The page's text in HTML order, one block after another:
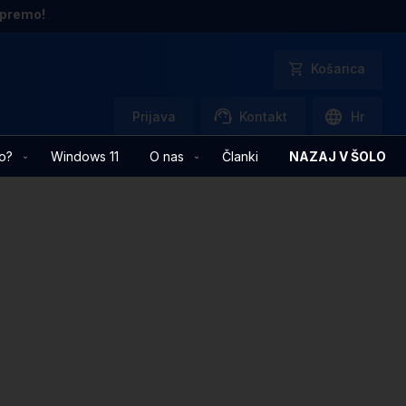
Košarica
Prijava Kontakt Hr
NAZAJ V ŠOLO
Članki
O nas
Windows 11